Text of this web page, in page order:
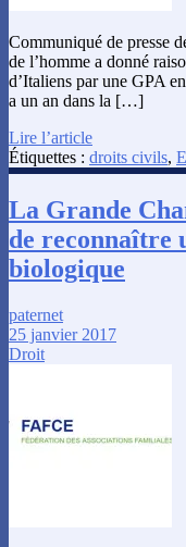
Communiqué de presse
de l’homme a donné
d’Italiens par une GPA
a un an dans la […]
Lire l’article
Étiquettes : droits civils,
La Grande
de reconnaître
biologique
paternet
25 janvier 2017
Droit